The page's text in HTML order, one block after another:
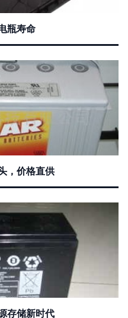
瓶寿命
，价格直供
存储新时代